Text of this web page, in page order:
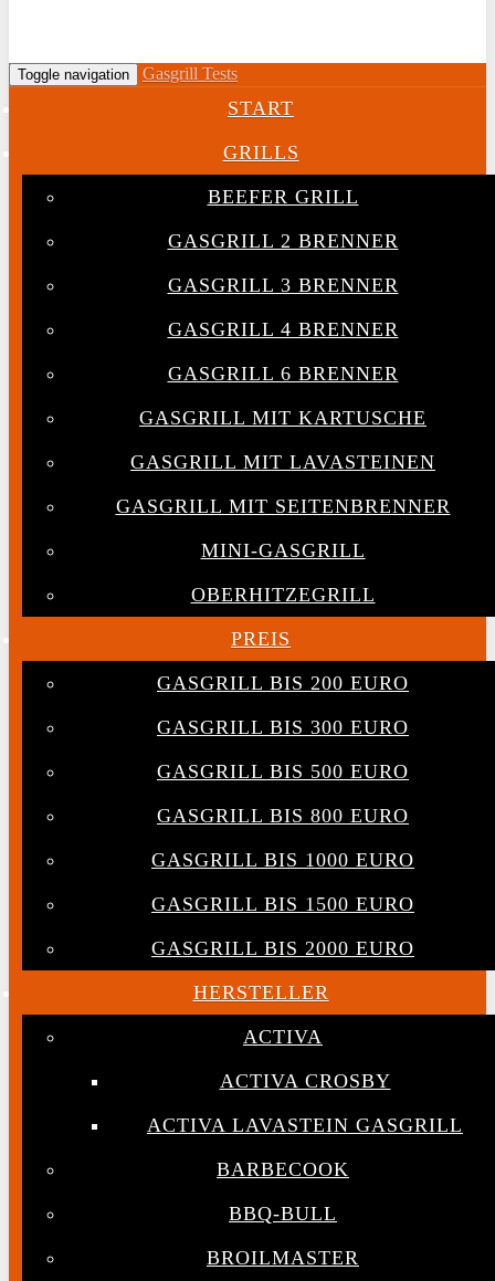
Toggle navigation Gasgrill Tests
START
GRILLS
BEEFER GRILL
GASGRILL 2 BRENNER
GASGRILL 3 BRENNER
GASGRILL 4 BRENNER
GASGRILL 6 BRENNER
GASGRILL MIT KARTUSCHE
GASGRILL MIT LAVASTEINEN
GASGRILL MIT SEITENBRENNER
MINI-GASGRILL
OBERHITZEGRILL
PREIS
GASGRILL BIS 200 EURO
GASGRILL BIS 300 EURO
GASGRILL BIS 500 EURO
GASGRILL BIS 800 EURO
GASGRILL BIS 1000 EURO
GASGRILL BIS 1500 EURO
GASGRILL BIS 2000 EURO
HERSTELLER
ACTIVA
ACTIVA CROSBY
ACTIVA LAVASTEIN GASGRILL
BARBECOOK
BBQ-BULL
BROILMASTER